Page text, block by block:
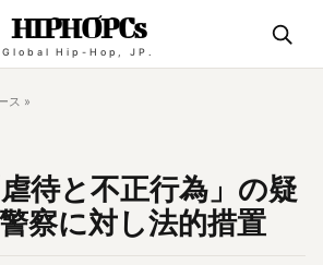
HIPHOPCs
Global Hip-Hop, JP.
ス »
待と不正行為」の疑
察に対し法的措置